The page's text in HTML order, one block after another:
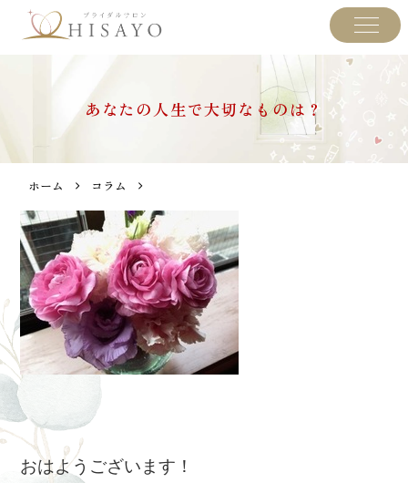
あなたの人生で大切なものは？
ホーム コラム
おはようございます！